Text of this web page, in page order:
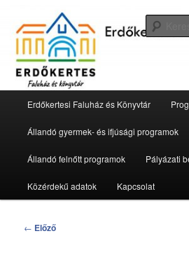
elsődleges
tartalomraErdőkertesi
Erdőkertesi Faluház és Könyvtár
Állandó gyermek- és ifjúsági programok
Állandó felnőtt programok Pályázati
Közérdekű adatok Kapcsolat
Bejegyzés
← Előző